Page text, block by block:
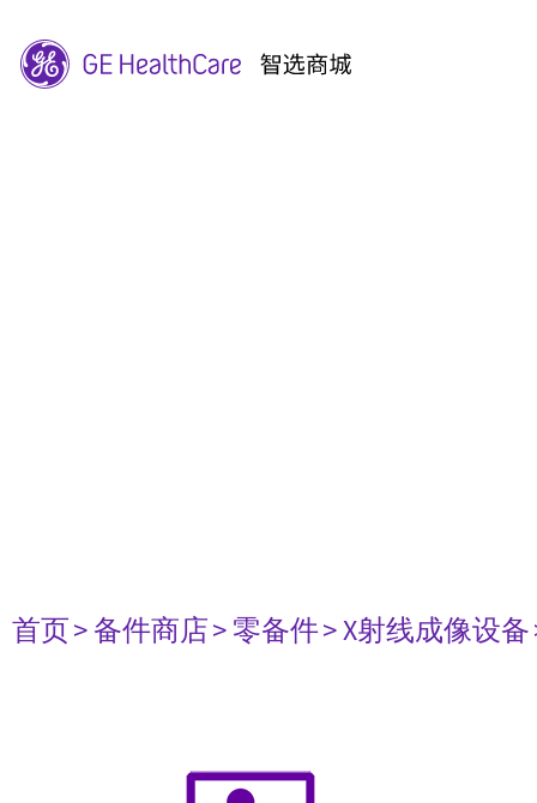
首页> 备件商店> 零备件> X射线成像设备